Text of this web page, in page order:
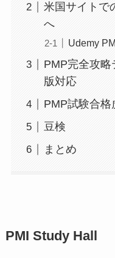
米国サイトで
へ
Udemy
PMP完全攻
版対応
PMP試験合
豆検
まとめ
PMI Study Hall